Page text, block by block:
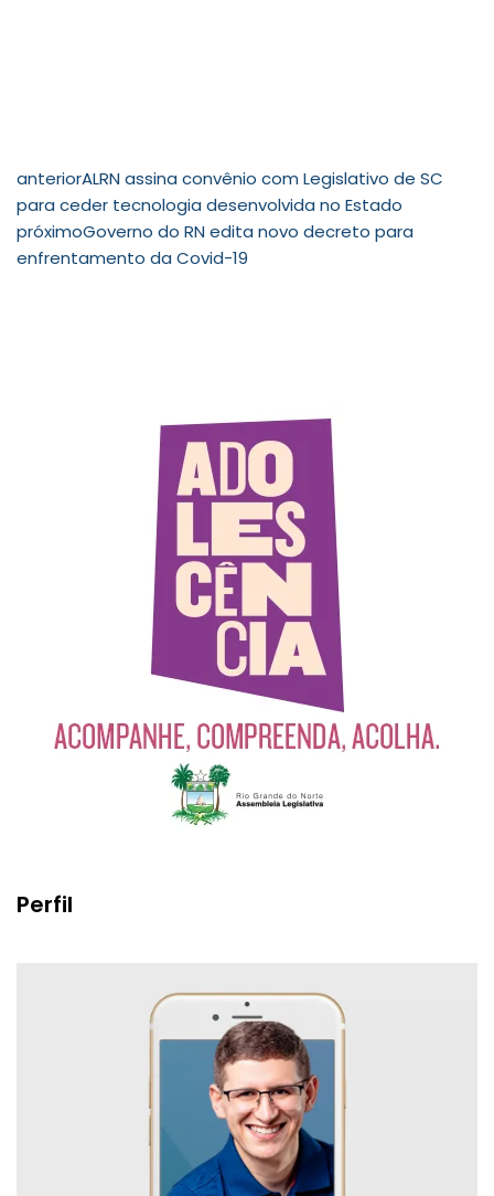
anteriorALRN assina convênio com Legislativo de SC
para ceder tecnologia desenvolvida no Estado
próximoGoverno do RN edita novo decreto para
enfrentamento da Covid-19
Perfil